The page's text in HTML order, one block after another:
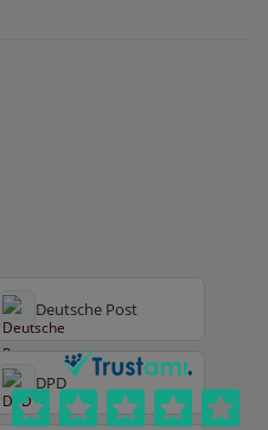
Deutsche Post
DPD